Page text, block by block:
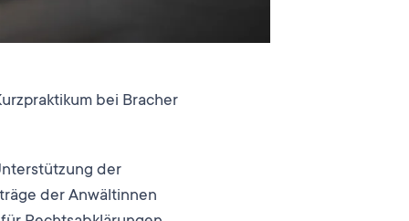
bei Bracher
der
der Anwältinnen